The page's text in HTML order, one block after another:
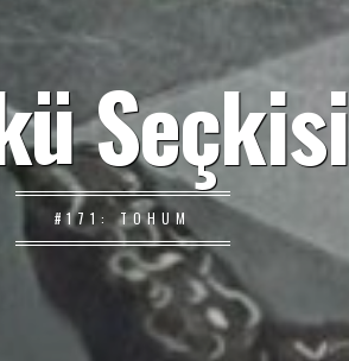
Seçkisi
#171: TOHUM